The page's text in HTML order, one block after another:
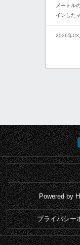
メートル
インした
2026年03
Powered by
プライバシー